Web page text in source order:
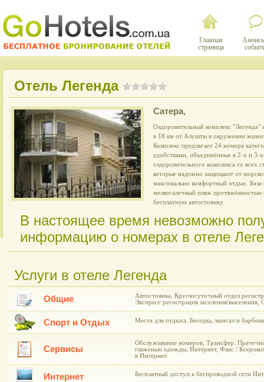
Главная
страница
Отель Легенда
Сатера,
Оздоровительный комплекс
в 18 км от Алушты в окружении
Комплекс предлагает 24 номера
удобствами, объединённые в 2-х и 3-
оздоровительного комплекса со всех
которые надежно защищают от
максимально комфортный отдых.
мелкогалечный пляж
бесплатную автостоянку.
В настоящее время невозможно
информацию о номерах в отеле
Услуги в отеле Легенда
Общие
Автостоянка, Круглосуточный отдел
Экспресс регистрация заселения/выселения,
Спорт и Отдых Места для отдыха. Беседка, мангал и
Сервисы
Обслуживание номеров, Трансфер.
глаженью одежды, Интернет, Факс /
в Интернет.
Интернет Бесплатный доступ к беспроводной сети